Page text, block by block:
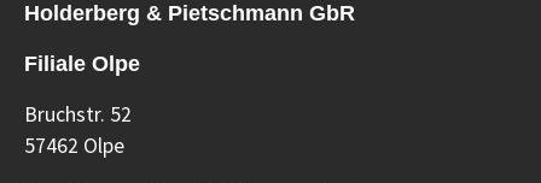
Holderberg & Pietschmann GbR
Filiale Olpe
Bruchstr. 52
57462 Olpe